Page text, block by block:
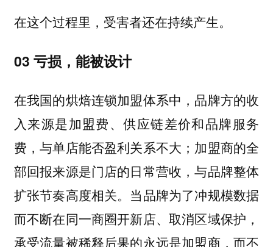
在这个过程里，受害者还在持续产生。
03 亏损，能被设计
在我国的烘焙连锁加盟体系中，品牌方的收
入来源是加盟费、供应链差价和品牌服务
费，与单店能否盈利关系不大；加盟商的全
部回报来源是门店的日常营收，与品牌整体
扩张节奏高度相关。当品牌为了冲规模数据
而不断在同一商圈开新店、取消区域保护，
承受流量被稀释后果的永远是加盟商，而不